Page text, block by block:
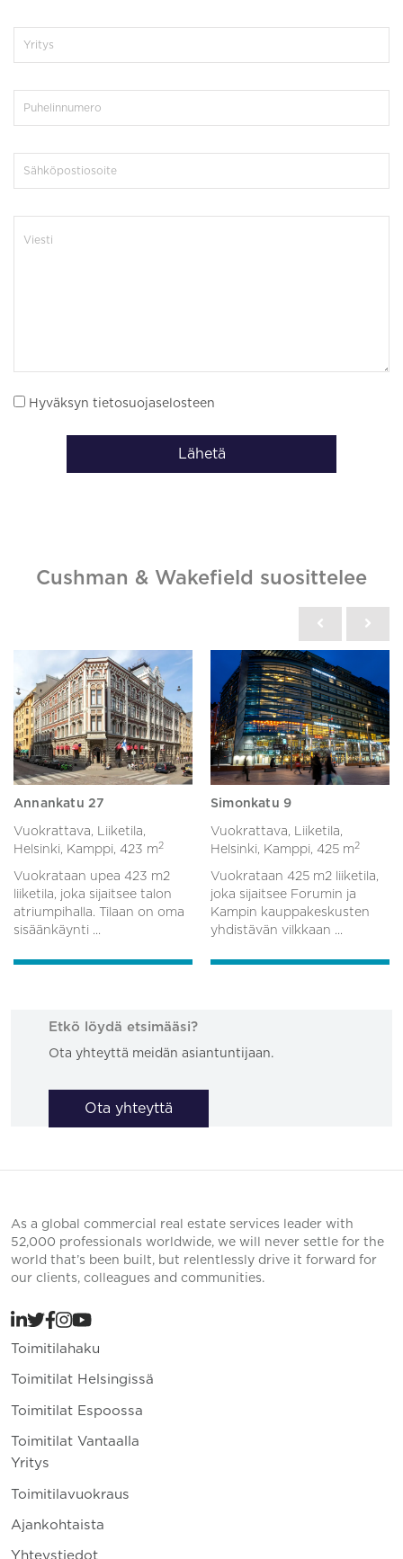
Hyväksyn tietosuojaselosteen
Lähetä
Cushman & Wakefield suosittelee
Annankatu 27
Vuokrattava, Liiketila,
Helsinki, Kamppi, 423 m 2
Vuokrataan upea 423 m2
liiketila, joka sijaitsee talon
atriumpihalla. Tilaan on oma
sisäänkäynti ...
Simonkatu 9
Vuokrattava, Liiketila,
Helsinki, Kamppi, 425 m 2
Vuokrataan 425 m2 liiketila,
joka sijaitsee Forumin ja
Kampin kauppakeskusten
yhdistävän vilkkaan ...
Etkö löydä etsimääsi?
Ota yhteyttä meidän asiantuntijaan.
Ota yhteyttä
As a global commercial real estate services leader with
52,000 professionals worldwide, we will never settle for the
world that’s been built, but relentlessly drive it forward for
our clients, colleagues and communities.
Toimitilahaku
Toimitilat Helsingissä
Toimitilat Espoossa
Toimitilat Vantaalla
Yritys
Toimitilavuokraus
Ajankohtaista
Yhteystiedot